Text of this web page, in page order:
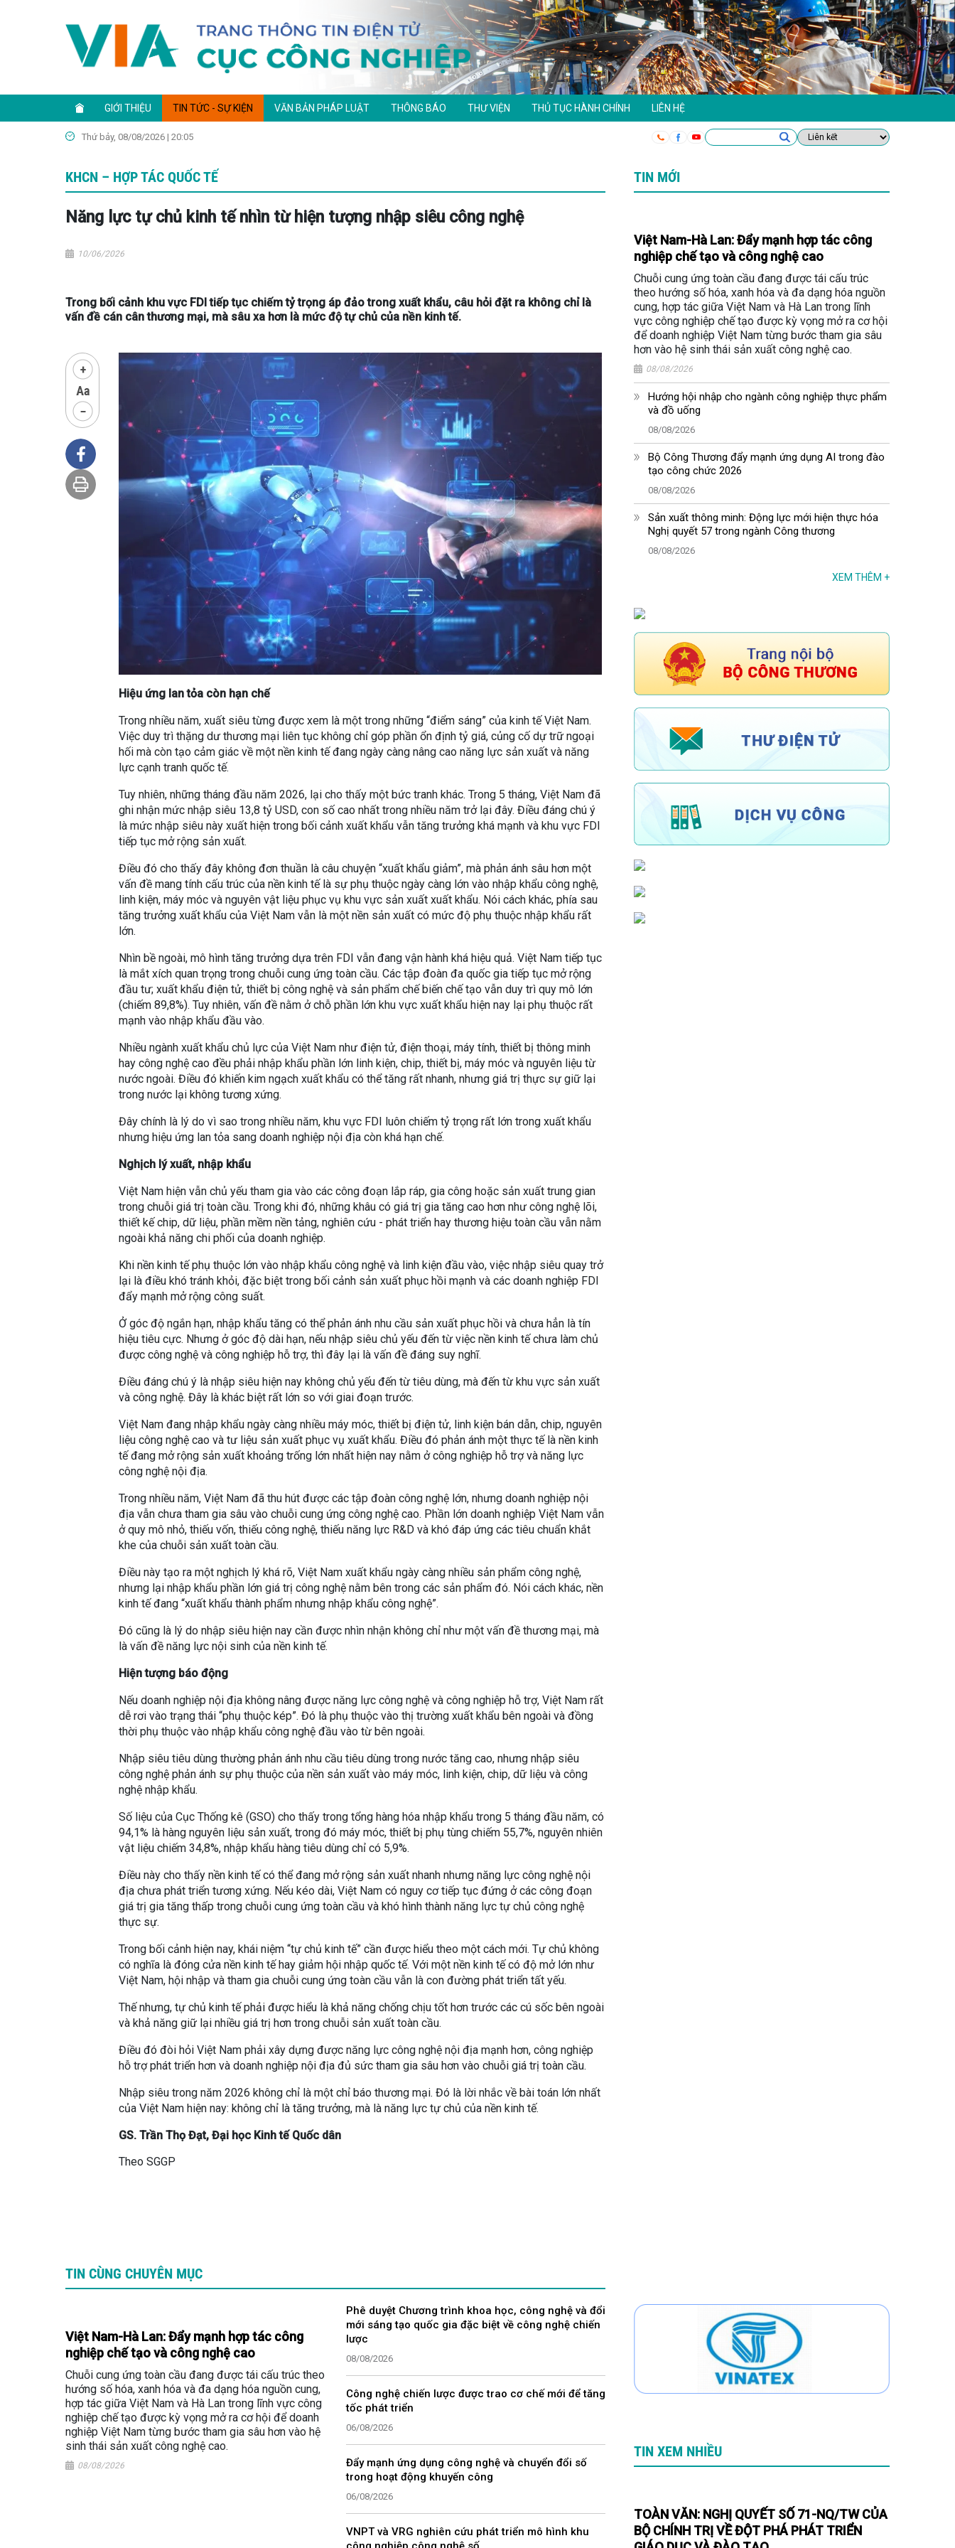
GIỚI THIỆU TIN TỨC - SỰ KIỆN VĂN BẢN PHÁP LUẬT THÔNG BÁO THƯ VIỆN THỦ TỤC HÀNH CHÍNH LIÊN HỆ
Thứ bảy, 08/08/2026 | 20:05
KHCN – HỢP TÁC QUỐC TẾ
Năng lực tự chủ kinh tế nhìn từ hiện tượng nhập siêu công nghệ
10/06/2026
Trong bối cảnh khu vực FDI tiếp tục chiếm tỷ trọng áp đảo trong xuất khẩu, câu hỏi đặt ra không chỉ là
vấn đề cán cân thương mại, mà sâu xa hơn là mức độ tự chủ của nền kinh tế.
H iệu ứng lan tỏa còn hạn chế
Trong nhiều năm, xuất siêu từng được xem là một trong những “điểm sáng” của kinh tế Việt Nam.
Việc duy trì thặng dư thương mại liên tục không chỉ góp phần ổn định tỷ giá, củng cố dự trữ ngoại
hối mà còn tạo cảm giác về một nền kinh tế đang ngày càng nâng cao năng lực sản xuất và năng
lực cạnh tranh quốc tế.
Tuy nhiên, những tháng đầu năm 2026, lại cho thấy một bức tranh khác. Trong 5 tháng, Việt Nam đã
ghi nhận mức nhập siêu 13,8 tỷ USD, con số cao nhất trong nhiều năm trở lại đây. Điều đáng chú ý
là mức nhập siêu này xuất hiện trong bối cảnh xuất khẩu vẫn tăng trưởng khá mạnh và khu vực FDI
tiếp tục mở rộng sản xuất.
Điều đó cho thấy đây không đơn thuần là câu chuyện “xuất khẩu giảm”, mà phản ánh sâu hơn một
vấn đề mang tính cấu trúc của nền kinh tế là sự phụ thuộc ngày càng lớn vào nhập khẩu công nghệ,
linh kiện, máy móc và nguyên vật liệu phục vụ khu vực sản xuất xuất khẩu. Nói cách khác, phía sau
tăng trưởng xuất khẩu của Việt Nam vẫn là một nền sản xuất có mức độ phụ thuộc nhập khẩu rất
lớn.
Nhìn bề ngoài, mô hình tăng trưởng dựa trên FDI vẫn đang vận hành khá hiệu quả. Việt Nam tiếp tục
là mắt xích quan trọng trong chuỗi cung ứng toàn cầu. Các tập đoàn đa quốc gia tiếp tục mở rộng
đầu tư; xuất khẩu điện tử, thiết bị công nghệ và sản phẩm chế biến chế tạo vẫn duy trì quy mô lớn
(chiếm 89,8%). Tuy nhiên, vấn đề nằm ở chỗ phần lớn khu vực xuất khẩu hiện nay lại phụ thuộc rất
mạnh vào nhập khẩu đầu vào.
Nhiều ngành xuất khẩu chủ lực của Việt Nam như điện tử, điện thoại, máy tính, thiết bị thông minh
hay công nghệ cao đều phải nhập khẩu phần lớn linh kiện, chip, thiết bị, máy móc và nguyên liệu từ
nước ngoài. Điều đó khiến kim ngạch xuất khẩu có thể tăng rất nhanh, nhưng giá trị thực sự giữ lại
trong nước lại không tương xứng.
Đây chính là lý do vì sao trong nhiều năm, khu vực FDI luôn chiếm tỷ trọng rất lớn trong xuất khẩu
nhưng hiệu ứng lan tỏa sang doanh nghiệp nội địa còn khá hạn chế.
Nghịch lý xuất, nhập khẩu
Việt Nam hiện vẫn chủ yếu tham gia vào các công đoạn lắp ráp, gia công hoặc sản xuất trung gian
trong chuỗi giá trị toàn cầu. Trong khi đó, những khâu có giá trị gia tăng cao hơn như công nghệ lõi,
thiết kế chip, dữ liệu, phần mềm nền tảng, nghiên cứu - phát triển hay thương hiệu toàn cầu vẫn nằm
ngoài khả năng chi phối của doanh nghiệp.
Khi nền kinh tế phụ thuộc lớn vào nhập khẩu công nghệ và linh kiện đầu vào, việc nhập siêu quay trở
lại là điều khó tránh khỏi, đặc biệt trong bối cảnh sản xuất phục hồi mạnh và các doanh nghiệp FDI
đẩy mạnh mở rộng công suất.
Ở góc độ ngắn hạn, nhập khẩu tăng có thể phản ánh nhu cầu sản xuất phục hồi và chưa hẳn là tín
hiệu tiêu cực. Nhưng ở góc độ dài hạn, nếu nhập siêu chủ yếu đến từ việc nền kinh tế chưa làm chủ
được công nghệ và công nghiệp hỗ trợ, thì đây lại là vấn đề đáng suy nghĩ.
Điều đáng chú ý là nhập siêu hiện nay không chủ yếu đến từ tiêu dùng, mà đến từ khu vực sản xuất
và công nghệ. Đây là khác biệt rất lớn so với giai đoạn trước.
Việt Nam đang nhập khẩu ngày càng nhiều máy móc, thiết bị điện tử, linh kiện bán dẫn, chip, nguyên
liệu công nghệ cao và tư liệu sản xuất phục vụ xuất khẩu. Điều đó phản ánh một thực tế là nền kinh
tế đang mở rộng sản xuất khoảng trống lớn nhất hiện nay nằm ở công nghiệp hỗ trợ và năng lực
công nghệ nội địa.
Trong nhiều năm, Việt Nam đã thu hút được các tập đoàn công nghệ lớn, nhưng doanh nghiệp nội
địa vẫn chưa tham gia sâu vào chuỗi cung ứng công nghệ cao. Phần lớn doanh nghiệp Việt Nam vẫn
ở quy mô nhỏ, thiếu vốn, thiếu công nghệ, thiếu năng lực R&D và khó đáp ứng các tiêu chuẩn khắt
khe của chuỗi sản xuất toàn cầu.
Điều này tạo ra một nghịch lý khá rõ, Việt Nam xuất khẩu ngày càng nhiều sản phẩm công nghệ,
nhưng lại nhập khẩu phần lớn giá trị công nghệ nằm bên trong các sản phẩm đó. Nói cách khác, nền
kinh tế đang “xuất khẩu thành phẩm nhưng nhập khẩu công nghệ”.
Đó cũng là lý do nhập siêu hiện nay cần được nhìn nhận không chỉ như một vấn đề thương mại, mà
là vấn đề năng lực nội sinh của nền kinh tế.
Hiện tượng báo động
Nếu doanh nghiệp nội địa không nâng được năng lực công nghệ và công nghiệp hỗ trợ, Việt Nam rất
dễ rơi vào trạng thái “phụ thuộc kép”. Đó là phụ thuộc vào thị trường xuất khẩu bên ngoài và đồng
thời phụ thuộc vào nhập khẩu công nghệ đầu vào từ bên ngoài.
Nhập siêu tiêu dùng thường phản ánh nhu cầu tiêu dùng trong nước tăng cao, nhưng nhập siêu
công nghệ phản ánh sự phụ thuộc của nền sản xuất vào máy móc, linh kiện, chip, dữ liệu và công
nghệ nhập khẩu.
Số liệu của Cục Thống kê (GSO) cho thấy trong tổng hàng hóa nhập khẩu trong 5 tháng đầu năm, có
94,1% là hàng nguyên liệu sản xuất, trong đó máy móc, thiết bị phụ tùng chiếm 55,7%, nguyên nhiên
vật liệu chiếm 34,8%, nhập khẩu hàng tiêu dùng chỉ có 5,9%.
Điều này cho thấy nền kinh tế có thể đang mở rộng sản xuất nhanh nhưng năng lực công nghệ nội
địa chưa phát triển tương xứng. Nếu kéo dài, Việt Nam có nguy cơ tiếp tục đứng ở các công đoạn
giá trị gia tăng thấp trong chuỗi cung ứng toàn cầu và khó hình thành năng lực tự chủ công nghệ
thực sự.
Trong bối cảnh hiện nay, khái niệm “tự chủ kinh tế” cần được hiểu theo một cách mới. Tự chủ không
có nghĩa là đóng cửa nền kinh tế hay giảm hội nhập quốc tế. Với một nền kinh tế có độ mở lớn như
Việt Nam, hội nhập và tham gia chuỗi cung ứng toàn cầu vẫn là con đường phát triển tất yếu.
Thế nhưng, tự chủ kinh tế phải được hiểu là khả năng chống chịu tốt hơn trước các cú sốc bên ngoài
và khả năng giữ lại nhiều giá trị hơn trong chuỗi sản xuất toàn cầu.
Điều đó đòi hỏi Việt Nam phải xây dựng được năng lực công nghệ nội địa mạnh hơn, công nghiệp
hỗ trợ phát triển hơn và doanh nghiệp nội địa đủ sức tham gia sâu hơn vào chuỗi giá trị toàn cầu.
Nhập siêu trong năm 2026 không chỉ là một chỉ báo thương mại. Đó là lời nhắc về bài toán lớn nhất
của Việt Nam hiện nay: không chỉ là tăng trưởng, mà là năng lực tự chủ của nền kinh tế.
GS. Trần Thọ Đạt, Đại học Kinh tế Quốc dân
Theo SGGP
TIN MỚI
Việt Nam-Hà Lan: Đẩy mạnh hợp tác công
nghiệp chế tạo và công nghệ cao
Chuỗi cung ứng toàn cầu đang được tái cấu trúc
theo hướng số hóa, xanh hóa và đa dạng hóa nguồn
cung, hợp tác giữa Việt Nam và Hà Lan trong lĩnh
vực công nghiệp chế tạo được kỳ vọng mở ra cơ hội
để doanh nghiệp Việt Nam từng bước tham gia sâu
hơn vào hệ sinh thái sản xuất công nghệ cao.
08/08/2026
Hướng hội nhập cho ngành công nghiệp thực phẩm
và đồ uống
08/08/2026
Bộ Công Thương đẩy mạnh ứng dụng AI trong đào
tạo công chức 2026
08/08/2026
Sản xuất thông minh: Động lực mới hiện thực hóa
Nghị quyết 57 trong ngành Công thương
08/08/2026
XEM THÊM +
TIN CÙNG CHUYÊN MỤC
Việt Nam-Hà Lan: Đẩy mạnh hợp tác công
nghiệp chế tạo và công nghệ cao
Chuỗi cung ứng toàn cầu đang được tái cấu trúc theo
hướng số hóa, xanh hóa và đa dạng hóa nguồn cung,
hợp tác giữa Việt Nam và Hà Lan trong lĩnh vực công
nghiệp chế tạo được kỳ vọng mở ra cơ hội để doanh
nghiệp Việt Nam từng bước tham gia sâu hơn vào hệ
sinh thái sản xuất công nghệ cao.
08/08/2026
Phê duyệt Chương trình khoa học, công nghệ và đổi
mới sáng tạo quốc gia đặc biệt về công nghệ chiến
lược
08/08/2026
Công nghệ chiến lược được trao cơ chế mới để tăng
tốc phát triển
06/08/2026
Đẩy mạnh ứng dụng công nghệ và chuyển đổi số
trong hoạt động khuyến công
06/08/2026
VNPT và VRG nghiên cứu phát triển mô hình khu
TIN XEM NHIỀU
TOÀN VĂN: NGHỊ QUYẾT SỐ 71-NQ/TW CỦA
BỘ CHÍNH TRỊ VỀ ĐỘT PHÁ PHÁT TRIỂN